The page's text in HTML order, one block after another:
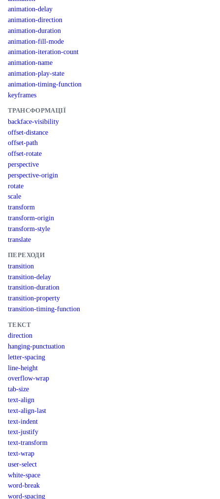
animation-delay
animation-direction
animation-duration
animation-fill-mode
animation-iteration-count
animation-name
animation-play-state
animation-timing-function
keyframes
ТРАНСФОРМАЦІЇ
backface-visibility
offset-distance
offset-path
offset-rotate
perspective
perspective-origin
rotate
scale
transform
transform-origin
transform-style
translate
ПЕРЕХОДИ
transition
transition-delay
transition-duration
transition-property
transition-timing-function
ТЕКСТ
direction
hanging-punctuation
letter-spacing
line-height
overflow-wrap
tab-size
text-align
text-align-last
text-indent
text-justify
text-transform
text-wrap
user-select
white-space
word-break
word-spacing